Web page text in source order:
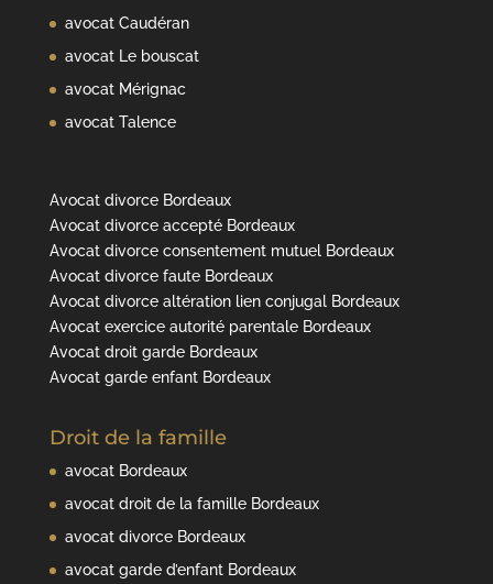
avocat Caudéran
avocat Le bouscat
avocat Mérignac
avocat Talence
Avocat divorce Bordeaux
Avocat divorce accepté Bordeaux
Avocat divorce consentement mutuel Bordeaux
Avocat divorce faute Bordeaux
Avocat divorce altération lien conjugal Bordeaux
Avocat exercice autorité parentale Bordeaux
Avocat droit garde Bordeaux
Avocat garde enfant Bordeaux
Droit de la famille
avocat Bordeaux
avocat droit de la famille Bordeaux
avocat divorce Bordeaux
avocat garde d’enfant Bordeaux